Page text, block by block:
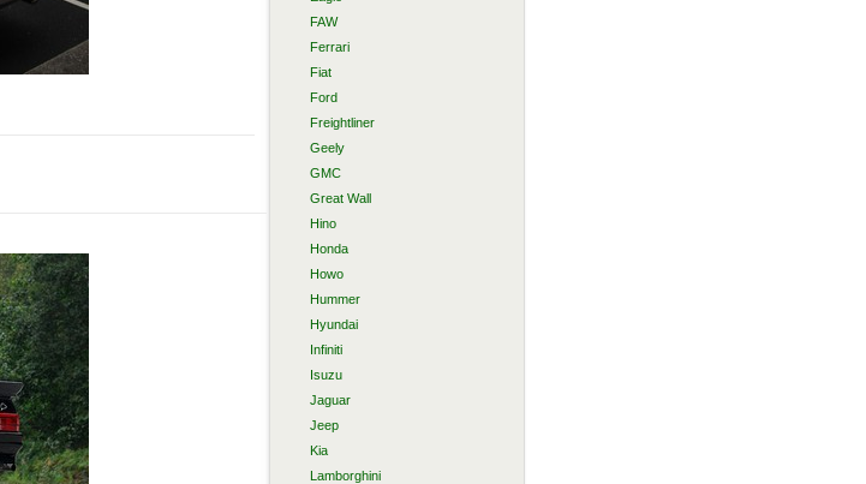
FAW
Ferrari
Fiat
Ford
Freightliner
Geely
GMC
Great Wall
Hino
Honda
Howo
Hummer
Hyundai
Infiniti
Isuzu
Jaguar
Jeep
Kia
Lamborghini